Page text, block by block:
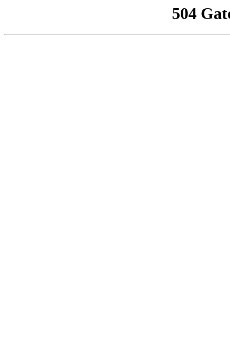
504